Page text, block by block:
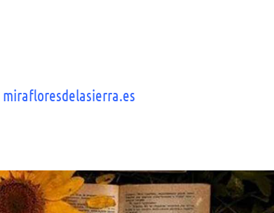
mirafloresdelasierra.es